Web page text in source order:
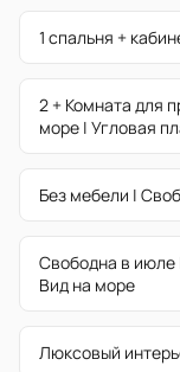
1 спальня +
2 + Комната для
море | Угловая
Без мебели |
Свободна в июле
Вид на море
Люксовый